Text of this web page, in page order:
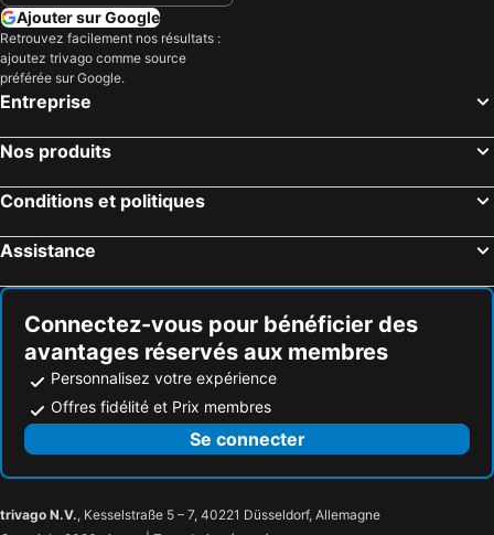
Ajouter sur Google
Retrouvez facilement nos résultats :
ajoutez trivago comme source
préférée sur Google.
Entreprise
Nos produits
Conditions et politiques
Assistance
Connectez-vous pour bénéficier des
avantages réservés aux membres
Personnalisez votre expérience
Offres fidélité et Prix membres
Se connecter
trivago N.V., Kesselstraße 5 – 7, 40221 Düsseldorf, Allemagne